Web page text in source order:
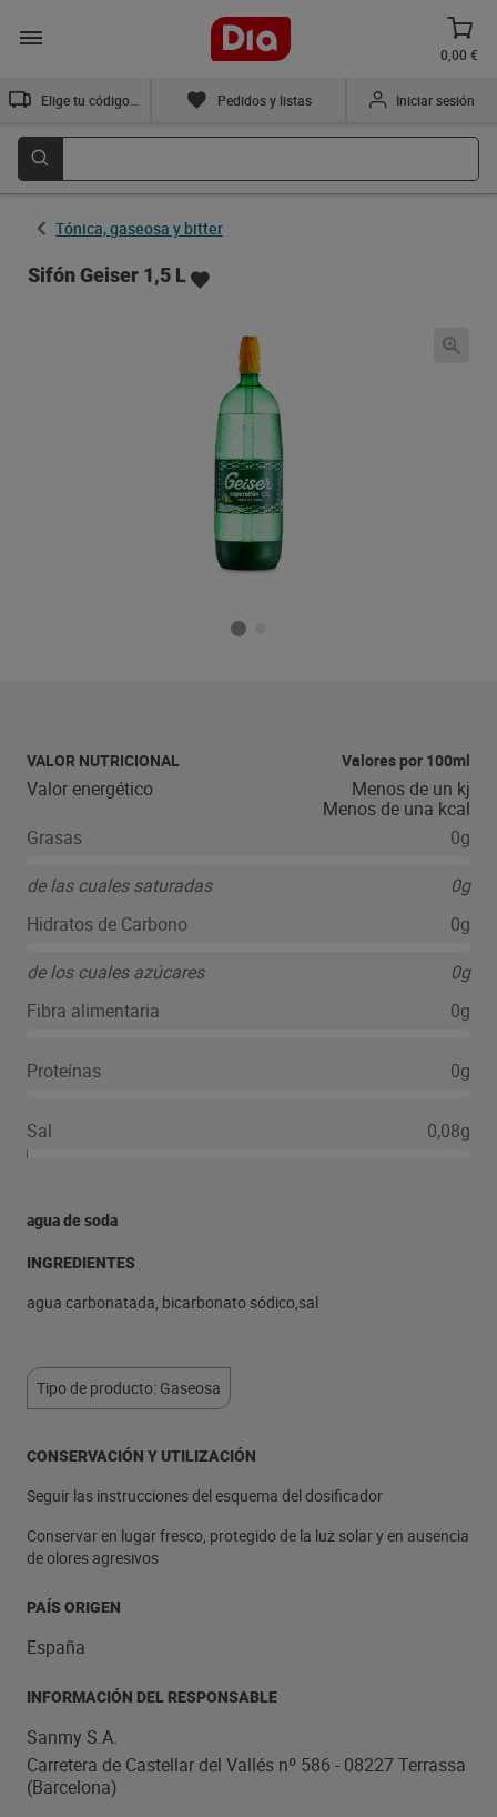
0,00 €
Pedidos y listas Iniciar sesión
Tónica, gaseosa y bitter
Sifón Geiser 1,5 L
VALOR NUTRICIONAL Valores por 100ml
Valor energético
Menos de un kj
Menos de una kcal
Grasas
0g
de las cuales saturadas
0g
Hidratos de Carbono
0g
de los cuales azúcares
0g
Fibra alimentaria
0g
Proteínas 0g
Sal 0,08g
agua de soda
INGREDIENTES
agua carbonatada, bicarbonato sódico,sal
Tipo de producto: Gaseosa
CONSERVACIÓN Y UTILIZACIÓN
Seguir las instrucciones del esquema del dosificador
Conservar en lugar fresco, protegido de la luz solar y en ausencia
de olores agresivos
PAÍS ORIGEN
España
INFORMACIÓN DEL RESPONSABLE
Sanmy S.A.
Carretera de Castellar del Vallés nº 586 - 08227 Terrassa
(Barcelona)